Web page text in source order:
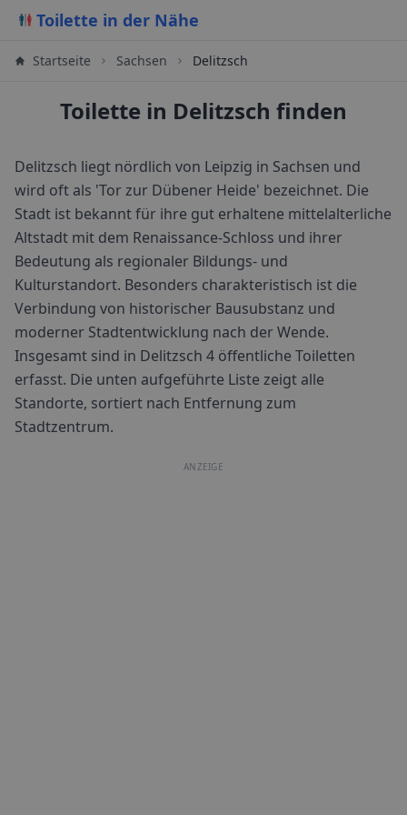
Toilette in der Nähe
Startseite Sachsen Delitzsch
Toilette in Delitzsch finden
Delitzsch liegt nördlich von Leipzig in Sachsen und
wird oft als 'Tor zur Dübener Heide' bezeichnet. Die
Stadt ist bekannt für ihre gut erhaltene mittelalterliche
Altstadt mit dem Renaissance-Schloss und ihrer
Bedeutung als regionaler Bildungs- und
Kulturstandort. Besonders charakteristisch ist die
Verbindung von historischer Bausubstanz und
moderner Stadtentwicklung nach der Wende.
Insgesamt sind in Delitzsch 4 öffentliche Toiletten
erfasst. Die unten aufgeführte Liste zeigt alle
Standorte, sortiert nach Entfernung zum
Stadtzentrum.
ANZEIGE